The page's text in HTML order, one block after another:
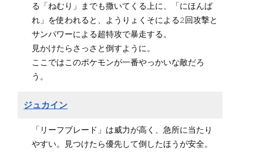
る「ねむり」までも撒いてくる上に、「にほんば
れ」を使われると、ようりょくそによる𝟸回攻撃と
サンパワーによる超特攻で暴走する。
見かけたらさっさと倒すように。
ここではこのポケモンが一番やっかいな敵だろ
う。
ジュカイン
「リーフブレード」は威力が高く、急所に当たり
やすい。見つけたら優先して倒したほうが安全。